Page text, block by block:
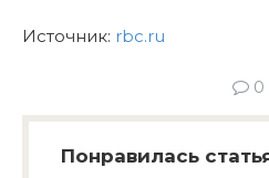
Источник: rbc.ru
0
Понравилась